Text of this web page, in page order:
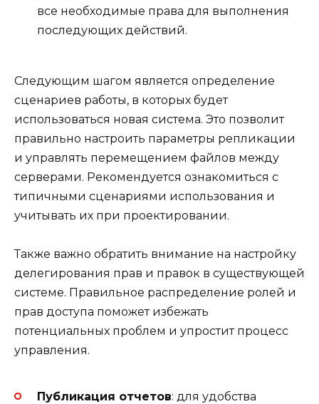
все необходимые права для выполнения
последующих действий.
Следующим шагом является определение
сценариев работы, в которых будет
использоваться новая система. Это позволит
правильно настроить параметры репликации
и управлять перемещением файлов между
серверами. Рекомендуется ознакомиться с
типичными сценариями использования и
учитывать их при проектировании.
Также важно обратить внимание на настройку
делегирования прав и правок в существующей
системе. Правильное распределение ролей и
прав доступа поможет избежать
потенциальных проблем и упростит процесс
управления.
Публикация отчетов: для удобства